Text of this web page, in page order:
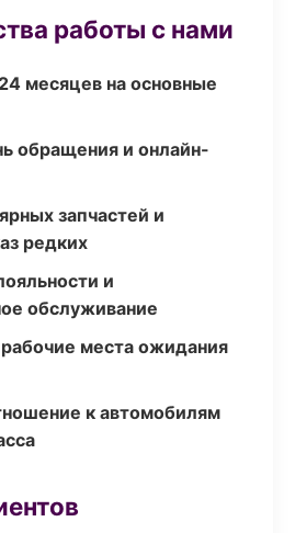
работы с нами
месяцев на основные
обращения и онлайн-
запчастей и
редких
и
обслуживание
места ожидания
к автомобилям